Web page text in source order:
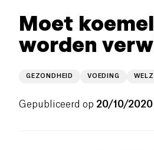
Moet
worden
GEZONDHEID VOEDING
Gepubliceerd op 20/10/2020